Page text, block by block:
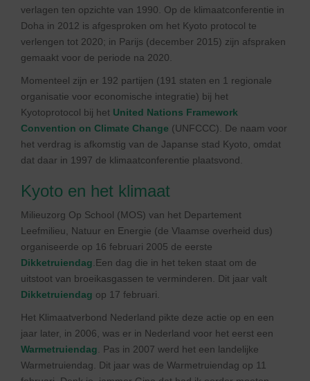
verlagen ten opzichte van 1990. Op de klimaatconferentie in
Doha in 2012 is afgesproken om het Kyoto protocol te
verlengen tot 2020; in Parijs (december 2015) zijn afspraken
gemaakt voor de periode na 2020.
Momenteel zijn er 192 partijen (191 staten en 1 regionale
organisatie voor economische integratie) bij het
Kyotoprotocol bij het United Nations Framework
Convention on Climate Change (UNFCCC). De naam voor
het verdrag is afkomstig van de Japanse stad Kyoto, omdat
dat daar in 1997 de klimaatconferentie plaatsvond.
Kyoto en het klimaat
Milieuzorg Op School (MOS) van het Departement
Leefmilieu, Natuur en Energie (de Vlaamse overheid dus)
organiseerde op 16 februari 2005 de eerste
Dikketruiendag .Een dag die in het teken staat om de
uitstoot van broeikasgassen te verminderen. Dit jaar valt
Dikketruiendag op 17 februari.
Het Klimaatverbond Nederland pikte deze actie op en een
jaar later, in 2006, was er in Nederland voor het eerst een
Warmetruiendag . Pas in 2007 werd het een landelijke
Warmetruiendag. Dit jaar was de Warmetruiendag op 11